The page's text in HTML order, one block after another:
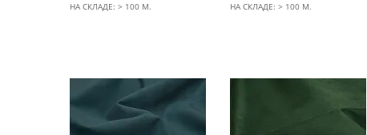
НА СКЛАДЕ: > 100 М.
НА СКЛАДЕ: > 100 М.